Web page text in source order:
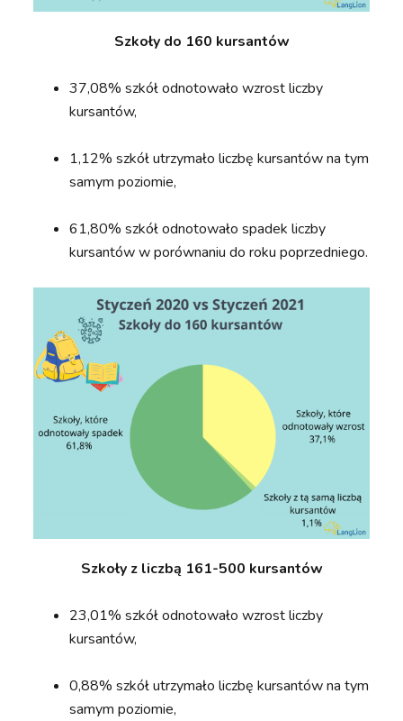
Szkoły do 160 kursantów
37,08% szkół odnotowało wzrost liczby
kursantów,
1,12% szkół utrzymało liczbę kursantów na tym
samym poziomie,
61,80% szkół odnotowało spadek liczby
kursantów w porównaniu do roku poprzedniego.
Szkoły z liczbą 161-500 kursantów
23,01% szkół odnotowało wzrost liczby
kursantów,
0,88% szkół utrzymało liczbę kursantów na tym
samym poziomie,